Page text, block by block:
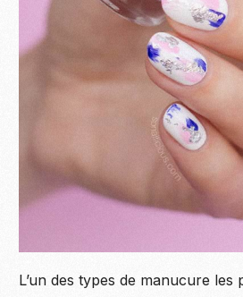
L’un des types de manucure les